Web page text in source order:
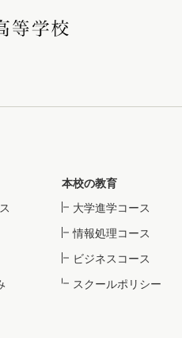
本校の教育
大学進学コース
情報処理コース
ビジネスコース
スクールポリシー